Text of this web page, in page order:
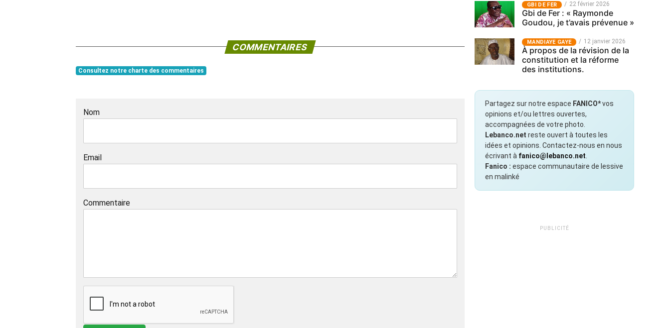
COMMENTAIRES
Consultez notre charte des commentaires
Nom
Email
Commentaire
GBI DE FER 22 février 2026
Gbi de Fer : « Raymonde
Goudou, je t’avais prévenue »
MANDIAYE GAYE 12 janvier 2026
À propos de la révision de la
constitution et la réforme
des institutions.
Partagez sur notre espace FANICO*vos
opinions et/ou lettres ouvertes,
accompagnées de votre photo.
Lebanco.net reste ouvert à toutes les
idées et opinions. Contactez-nous en nous
écrivant à fanico@lebanco.net
Fanico : espace communautaire de lessive
en malinké
PUBLICITÉ